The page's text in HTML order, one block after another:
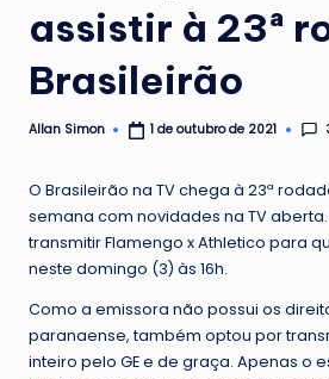
assistir à 23ª
Brasileirão
Posted
Allan Simon 1 de outubro de 2021
O Brasileirão na TV chega à 23ª
semana com novidades na TV
transmitir Flamengo x Athletico para
neste domingo (3) às 16h.
Como a emissora não possui os
paranaense, também optou por
inteiro pelo GE e de graça. Apenas o